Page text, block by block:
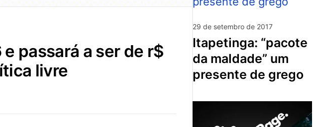
livre
29 de setembro de 2017
itapetinga: “pacote
da maldade” um
presente de grego